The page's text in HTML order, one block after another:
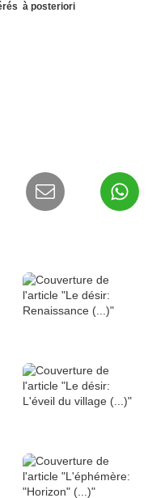
à posteriori